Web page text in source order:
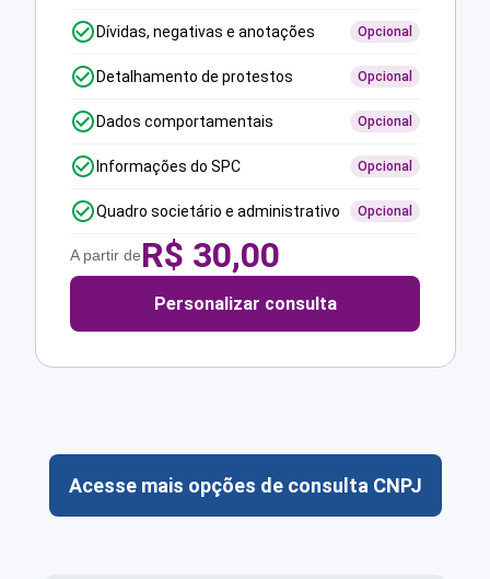
Dívidas, negativas e anotações Opcional
Detalhamento de protestos Opcional
Dados comportamentais Opcional
Informações do SPC Opcional
Quadro societário e administrativo Opcional
A partir deR$ 30,00
Personalizar consulta
Acesse mais opções de consulta CNPJ